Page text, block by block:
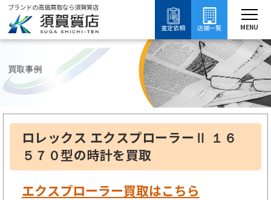
ブランドの高価買取なら須賀質店
査定依頼
店舗一覧 MENU
ブランド買取 時計買取 ロレックス買取 エクスプローラー買取
買取事例
ロレックス エクスプローラーⅡ １６
５７０型の時計を買取
エクスプローラー買取はこちら